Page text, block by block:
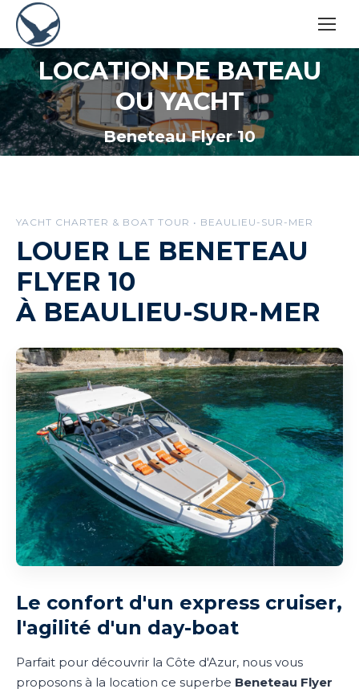
LOCATION DE BATEAU
OU YACHT
Beneteau Flyer 10
Vous êtes ici :
YACHT CHARTER & BOAT TOUR • BEAULIEU-SUR-MER
LOUER LE BENETEAU
FLYER 10
À BEAULIEU-SUR-MER
Le confort d'un express cruiser,
l'agilité d'un day-boat
Parfait pour découvrir la Côte d'Azur, nous vous
proposons à la location ce superbe Beneteau Flyer